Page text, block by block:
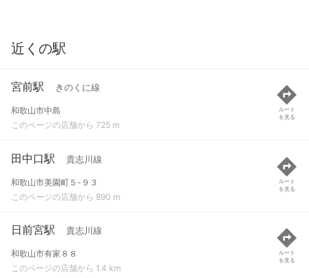
近くの駅
宮前駅 きのくに線
和歌山市中島
このページの店舗から 725 m
ルート
を見る
田中口駅 貴志川線
和歌山市美園町５-９３
このページの店舗から 890 m
ルート
を見る
日前宮駅 貴志川線
和歌山市有家８８
このページの店舗から 1.4 km
ルート
を見る